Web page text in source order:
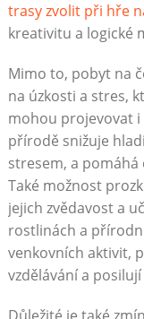
trasy zvolit při hře
kreativitu a logické
Mimo to, pobyt na
na úzkosti a stres,
mohou projevovat
přírodě snižuje
stresem, a
Také možnost
jejich zvědavost a
rostlinách a
venkovních aktivit,
vzdělávání a